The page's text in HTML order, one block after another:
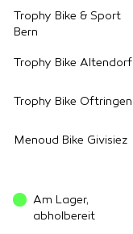
Trophy Bike & Sport
Bern
Trophy Bike Altendorf
Trophy Bike Oftringen
Menoud Bike Givisiez
Am Lager,
abholbereit